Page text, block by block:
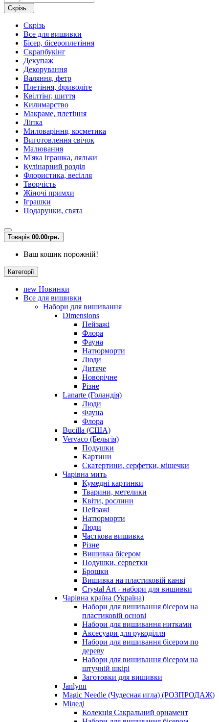
Скрізь
Скрізь
Все для вишивки
Бісер, бісероплетіння
Скрапбукінг
Декупаж
Декорування
Валяння, фетр
Плетіння, фриволіте
Квілтінг, шиття
Килимарство
Макраме, плетіння
Ліпка
Миловаріння, косметика
Виготовлення свічок
Малювання
М'яка іграшка, ляльки
Кулінарний розділ
Флористика, весілля
Творчість
Жіночі примхи
Іграшки
Подарунки, свята
Товарів 00.00грн.
Ваш кошик порожній!
Категорії
new Новинки
Все для вишивки
Набори для вишивання
Dimensions
Пейзажі
Флора
Фауна
Натюрморти
Люди
Дитяче
Новорічне
Різне
Lanarte (Голандія)
Люди
Фауна
Флора
Bucilla (США)
Vervaco (Бельгія)
Подушки
Картини
Скатертини, серфетки, мішечки
Чарiвна мить
Кумедні картинки
Тварини, метелики
Квіти, рослини
Пейзажі
Натюрморти
Люди
Часткова вишивка
Різне
Вишивка бісером
Подушки, серветки
Брошки
Вишивка на пластиковій канві
Crystal Art - набори для вишивки
Чарівна країна (Україна)
Набори для вишивання бісером на
пластиковій основі
Набори для вишивання нитками
Аксесуари для рукоділля
Набори для вишивання бісером по
дереву
Набори для вишивання бісером на
штучній шкірі
Заготовки для вишивки
Janlynn
Magic Needle (Чудесная игла) (РОЗПРОДАЖ)
Міледі
Колекція Сакральний орнамент